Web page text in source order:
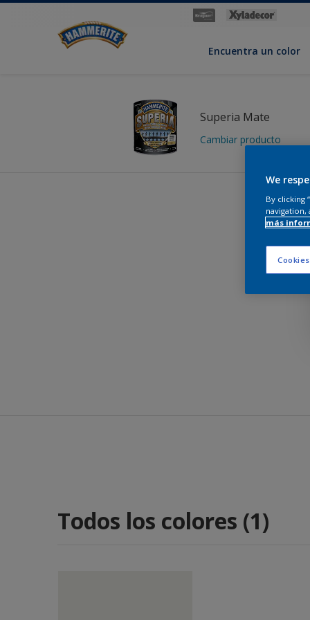
Encuentra un color
Superia Mate
Cambiar producto
Todos los colores (1)
We
By clicking
navigation,
más